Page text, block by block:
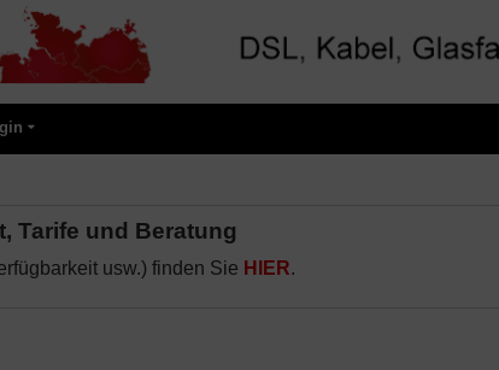
Tarife und Beratung
usw.) finden Sie HIER.